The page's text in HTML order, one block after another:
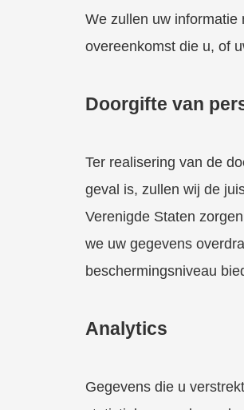
We zullen uw informatie
overeenkomst die u, of
Doorgifte van
Ter realisering van de
geval is, zullen wij de
Verenigde Staten
we uw gegevens
beschermingsniveau
Analytics
Gegevens die u